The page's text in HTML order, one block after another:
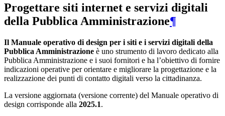
Progettare siti internet e servizi digitali
della Pubblica Amministrazione¶
Il Manuale operativo di design per i siti e i servizi digitali della
Pubblica Amministrazione è uno strumento di lavoro dedicato alla
Pubblica Amministrazione e i suoi fornitori e ha l’obiettivo di fornire
indicazioni operative per orientare e migliorare la progettazione e la
realizzazione dei punti di contatto digitali verso la cittadinanza.
La versione aggiornata (versione corrente) del Manuale operativo di
design corrisponde alla 2025.1.